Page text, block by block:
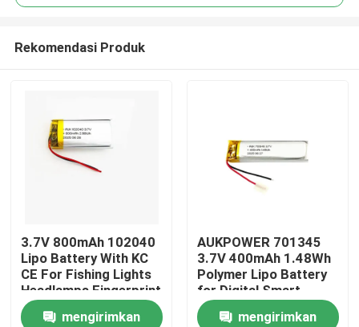
Rekomendasi Produk
3.7V 800mAh 102040
Lipo Battery With KC
CE For Fishing Lights
Headlamps Fingerprint
Locks Beauty Devices
And Microphones
mengirimkan
AUKPOWER 701345
3.7V 400mAh 1.48Wh
Polymer Lipo Battery
for Digital Smart
Speakers Bluetooth
Earphones and Facial
mengirimkan